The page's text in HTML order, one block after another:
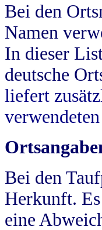
Bei den
Namen
In dieser
deutsche
liefert
Bei den
Herkunft.
eine